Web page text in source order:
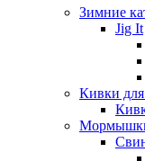
Зимние
Jig It
Кивки